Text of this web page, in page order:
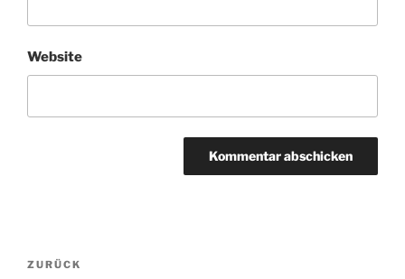
Website
Beitragsnavigation
Vorheriger
ZURÜCK